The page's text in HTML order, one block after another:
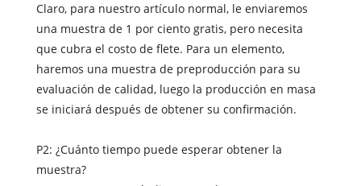
Claro, para nuestro artículo normal, le enviaremos
una muestra de 1 por ciento gratis, pero necesita
que cubra el costo de flete. Para un elemento,
haremos una muestra de preproducción para su
evaluación de calidad, luego la producción en masa
se iniciará después de obtener su confirmación.
P2: ¿Cuánto tiempo puede esperar obtener la
muestra?